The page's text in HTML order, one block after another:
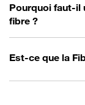
Pourquoi faut-il
fibre ?
Est-ce que la